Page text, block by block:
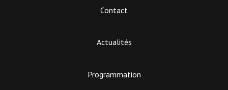
Contact
Actualités
Programmation